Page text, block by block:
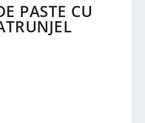
PASTE CU